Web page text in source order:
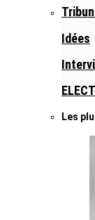
Idées
Les